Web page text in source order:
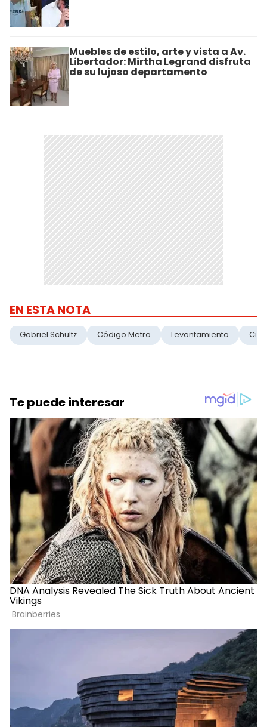
Muebles de estilo, arte y vista a Av.
Libertador: Mirtha Legrand disfruta
de su lujoso departamento
EN ESTA NOTA
Gabriel Schultz Código Metro Levantamiento